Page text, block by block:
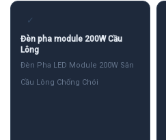
✓
Đèn pha module 200W Cầu
Lông
Đèn Pha LED Module 200W Sân
Cầu Lông Chống Chói